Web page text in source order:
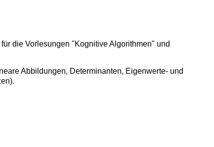
die Vorlesungen "Kognitive Algorithmen" und
Abbildungen, Determinanten, Eigenwerte- und